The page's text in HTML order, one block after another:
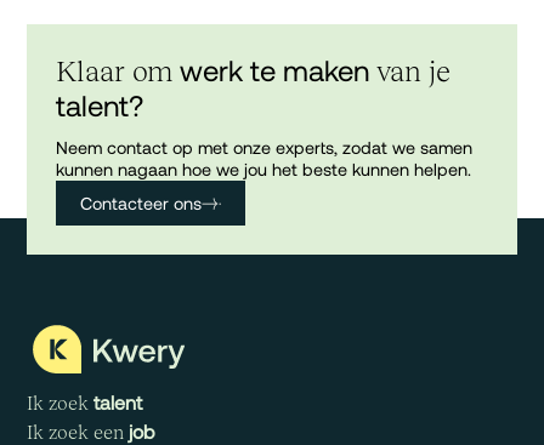
Klaar om werk te makenvan je
talent?
Neem contact op met onze experts, zodat we samen
kunnen nagaan hoe we jou het beste kunnen helpen.
Contacteer ons
Ik zoek talent
Ik zoek een job